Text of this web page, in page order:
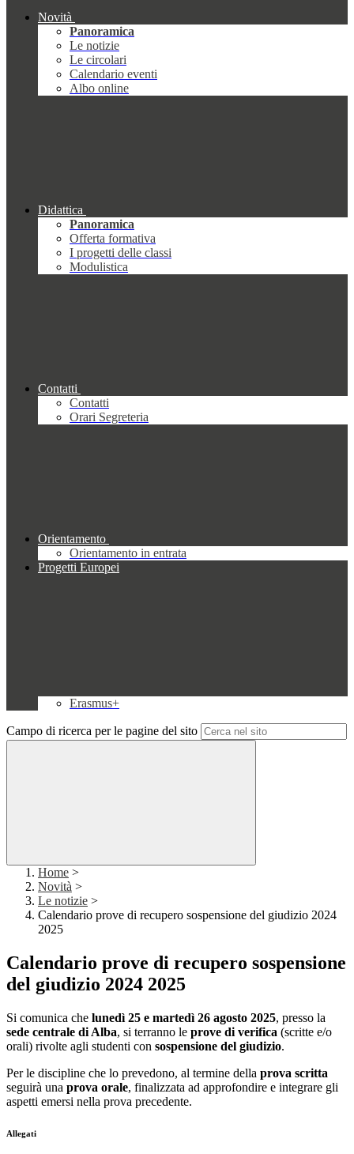
Novità
Panoramica
Le notizie
Le circolari
Calendario eventi
Albo online
Didattica
Panoramica
Offerta formativa
I progetti delle classi
Modulistica
Contatti
Contatti
Orari Segreteria
Orientamento
Orientamento in entrata
Progetti Europei
Erasmus+
Campo di ricerca per le pagine del sito
Home >
Novità >
Le notizie >
Calendario prove di recupero sospensione del giudizio 2024
2025
Calendario prove di recupero sospensione
del giudizio 2024 2025
Si comunica che lunedì 25 e martedì 26 agosto 2025, presso la
sede centrale di Alba, si terranno le prove di verifica (scritte e/o
orali) rivolte agli studenti con sospensione del giudizio.
Per le discipline che lo prevedono, al termine della prova scritta
seguirà una prova orale, finalizzata ad approfondire e integrare gli
aspetti emersi nella prova precedente.
Allegati